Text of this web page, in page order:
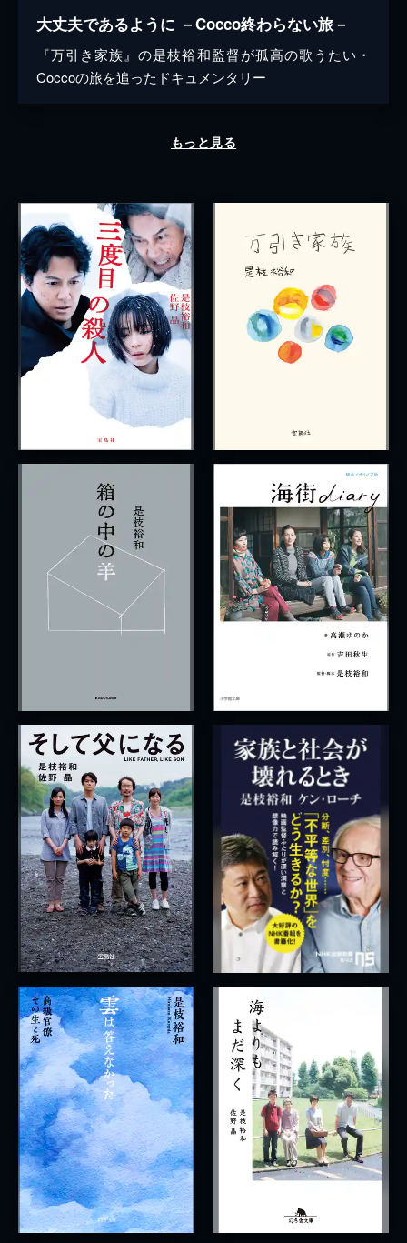
大丈夫であるように －Cocco終わらない旅－
『万引き家族』の是枝裕和監督が孤高の歌うたい・
Coccoの旅を追ったドキュメンタリー
もっと見る